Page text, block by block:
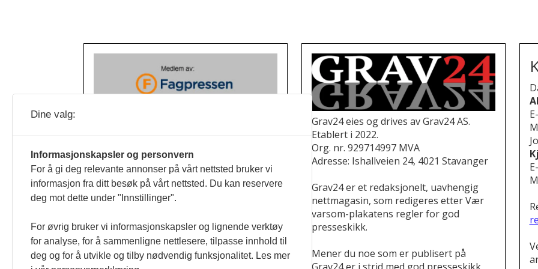
Grav24 eies og drives av Grav24 AS.
Etablert i 2022.
Org. nr. 929714997 MVA
Adresse: Ishallveien 24, 4021 Stavanger
Grav24 er et redaksjonelt, uavhengig
nettmagasin, som redigeres etter Vær
varsom-plakatens regler for god
presseskikk.
Mener du noe som er publisert på
Dine valg:
Informasjonskapsler og personvern
For å gi deg relevante annonser på vårt nettsted bruker vi
informasjon fra ditt besøk på vårt nettsted. Du kan reservere
deg mot dette under "Innstillinger".
For øvrig bruker vi informasjonskapsler og lignende verktøy
for analyse, for å sammenligne nettlesere, tilpasse innhold til
deg og for å utvikle og tilby nødvendig funksjonalitet. Les mer